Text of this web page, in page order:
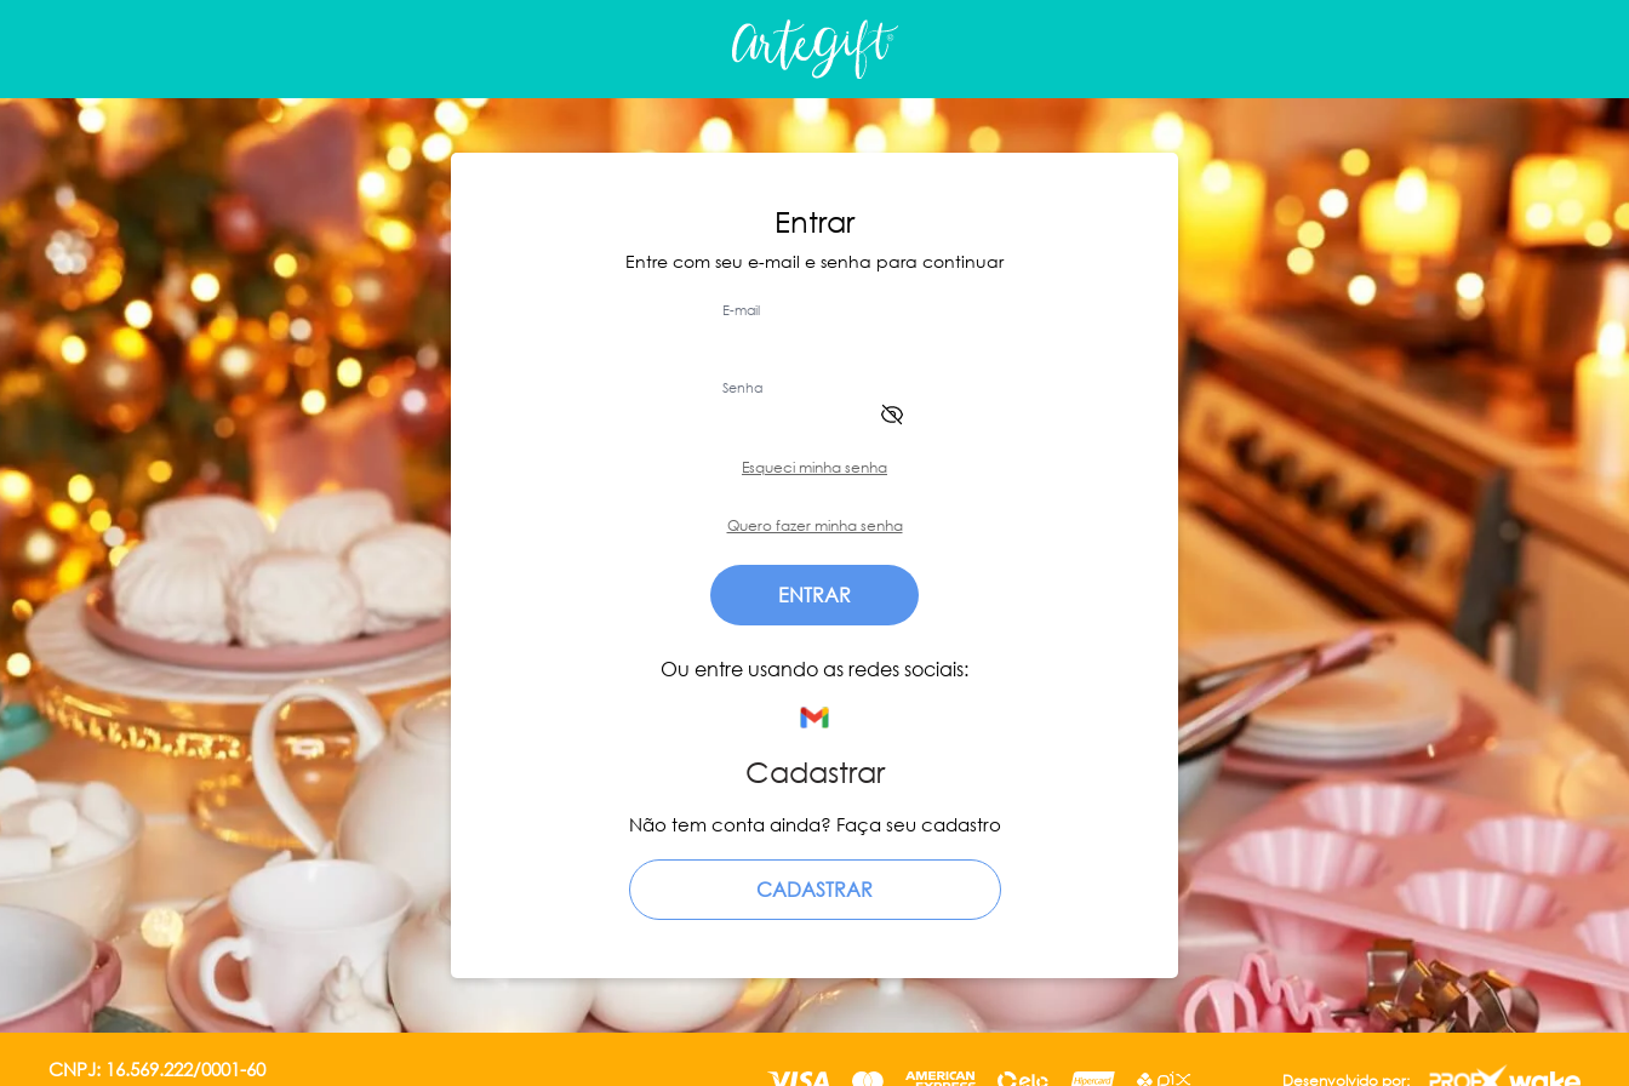
Entrar
Entre com seu e-mail e senha para continuar
E-mail
Senha
Esqueci minha senha
Quero fazer minha senha
ENTRAR
Ou entre usando as redes sociais:
Cadastrar
Não tem conta ainda? Faça seu cadastro
CADASTRAR
CNPJ: 16.569.222/0001-60
Desenvolvido por: